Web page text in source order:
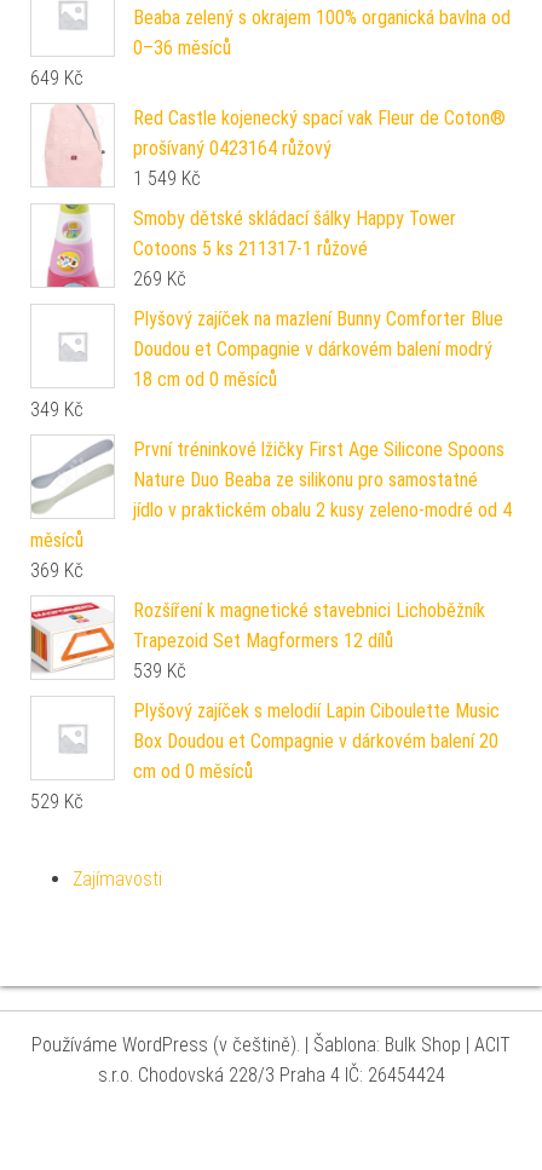
Beaba zelený s okrajem 100% organická bavlna od
0–36 měsíců
649 Kč
Red Castle kojenecký spací vak Fleur de Coton®
prošívaný 0423164 růžový
1 549 Kč
Smoby dětské skládací šálky Happy Tower
Cotoons 5 ks 211317-1 růžové
269 Kč
Plyšový zajíček na mazlení Bunny Comforter Blue
Doudou et Compagnie v dárkovém balení modrý
18 cm od 0 měsíců
349 Kč
První tréninkové lžičky First Age Silicone Spoons
Nature Duo Beaba ze silikonu pro samostatné
jídlo v praktickém obalu 2 kusy zeleno-modré od 4
měsíců
369 Kč
Rozšíření k magnetické stavebnici Lichoběžník
Trapezoid Set Magformers 12 dílů
539 Kč
Plyšový zajíček s melodií Lapin Ciboulette Music
Box Doudou et Compagnie v dárkovém balení 20
cm od 0 měsíců
529 Kč
Zajímavosti
Používáme WordPress (v češtině). | Šablona: Bulk Shop | ACIT
s.r.o. Chodovská 228/3 Praha 4 IČ: 26454424